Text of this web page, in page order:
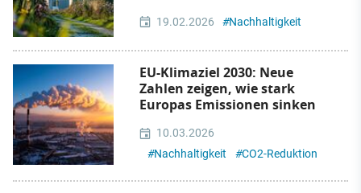
19.02.2026 #Nachhaltigkeit
EU-Klimaziel 2030: Neue
Zahlen zeigen, wie stark
Europas Emissionen sinken
10.03.2026
#Nachhaltigkeit #CO2-Reduktion